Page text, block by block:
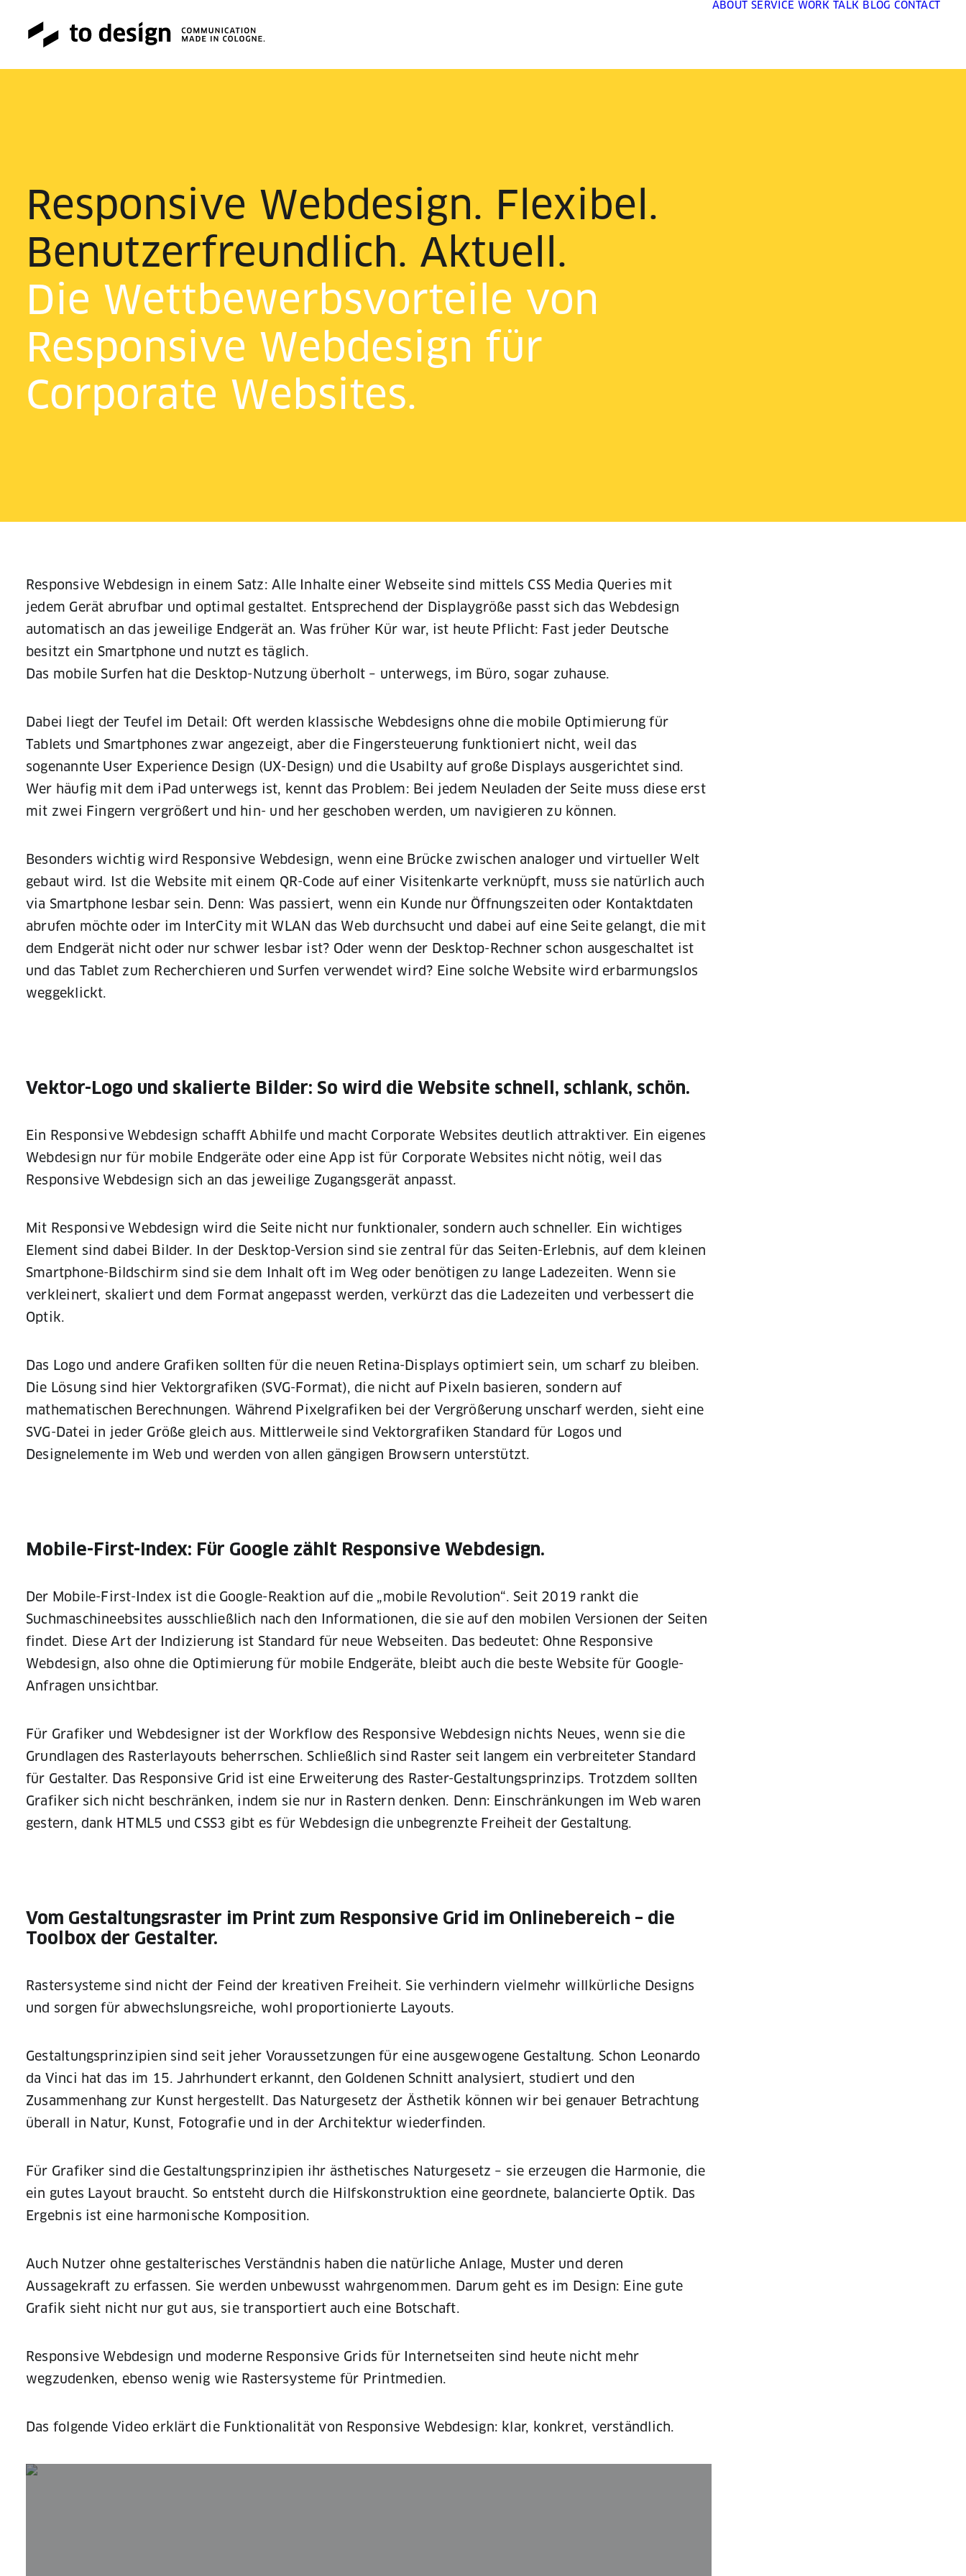
ABOUT SERVICE WORK TALK BLOG CONTACT
Responsive Webdesign. Flexibel.
Benutzerfreundlich. Aktuell.
Die Wettbewerbsvorteile von
Responsive Webdesign für
Corporate Websites.
Responsive Webdesign in einem Satz: Alle Inhalte einer Webseite sind mittels CSS Media Queries mit
jedem Gerät abrufbar und optimal gestaltet. Entsprechend der Displaygröße passt sich das Webdesign
automatisch an das jeweilige Endgerät an. Was früher Kür war, ist heute Pflicht: Fast jeder Deutsche
besitzt ein Smartphone und nutzt es täglich.
Das mobile Surfen hat die Desktop-Nutzung überholt – unterwegs, im Büro, sogar zuhause.
Dabei liegt der Teufel im Detail: Oft werden klassische Webdesigns ohne die mobile Optimierung für
Tablets und Smartphones zwar angezeigt, aber die Fingersteuerung funktioniert nicht, weil das
sogenannte User Experience Design (UX-Design) und die Usabilty auf große Displays ausgerichtet sind.
Wer häufig mit dem iPad unterwegs ist, kennt das Problem: Bei jedem Neuladen der Seite muss diese erst
mit zwei Fingern vergrößert und hin- und her geschoben werden, um navigieren zu können.
Besonders wichtig wird Responsive Webdesign, wenn eine Brücke zwischen analoger und virtueller Welt
gebaut wird. Ist die Website mit einem QR-Code auf einer Visitenkarte verknüpft, muss sie natürlich auch
via Smartphone lesbar sein. Denn: Was passiert, wenn ein Kunde nur Öffnungszeiten oder Kontaktdaten
abrufen möchte oder im InterCity mit WLAN das Web durchsucht und dabei auf eine Seite gelangt, die mit
dem Endgerät nicht oder nur schwer lesbar ist? Oder wenn der Desktop-Rechner schon ausgeschaltet ist
und das Tablet zum Recherchieren und Surfen verwendet wird? Eine solche Website wird erbarmungslos
weggeklickt.
Vektor-Logo und skalierte Bilder: So wird die Website schnell, schlank, schön.
Ein Responsive Webdesign schafft Abhilfe und macht Corporate Websites deutlich attraktiver. Ein eigenes
Webdesign nur für mobile Endgeräte oder eine App ist für Corporate Websites nicht nötig, weil das
Responsive Webdesign sich an das jeweilige Zugangsgerät anpasst.
Mit Responsive Webdesign wird die Seite nicht nur funktionaler, sondern auch schneller. Ein wichtiges
Element sind dabei Bilder. In der Desktop-Version sind sie zentral für das Seiten-Erlebnis, auf dem kleinen
Smartphone-Bildschirm sind sie dem Inhalt oft im Weg oder benötigen zu lange Ladezeiten. Wenn sie
verkleinert, skaliert und dem Format angepasst werden, verkürzt das die Ladezeiten und verbessert die
Optik.
Das Logo und andere Grafiken sollten für die neuen Retina-Displays optimiert sein, um scharf zu bleiben.
Die Lösung sind hier Vektorgrafiken (SVG-Format), die nicht auf Pixeln basieren, sondern auf
mathematischen Berechnungen. Während Pixelgrafiken bei der Vergrößerung unscharf werden, sieht eine
SVG-Datei in jeder Größe gleich aus. Mittlerweile sind Vektorgrafiken Standard für Logos und
Designelemente im Web und werden von allen gängigen Browsern unterstützt.
Mobile-First-Index: Für Google zählt Responsive Webdesign.
Der Mobile-First-Index ist die Google-Reaktion auf die „mobile Revolution“. Seit 2019 rankt die
Suchmaschineebsites ausschließlich nach den Informationen, die sie auf den mobilen Versionen der Seiten
findet. Diese Art der Indizierung ist Standard für neue Webseiten. Das bedeutet: Ohne Responsive
Webdesign, also ohne die Optimierung für mobile Endgeräte, bleibt auch die beste Website für Google-
Anfragen unsichtbar.
Für Grafiker und Webdesigner ist der Workflow des Responsive Webdesign nichts Neues, wenn sie die
Grundlagen des Rasterlayouts beherrschen. Schließlich sind Raster seit langem ein verbreiteter Standard
für Gestalter. Das Responsive Grid ist eine Erweiterung des Raster-Gestaltungsprinzips. Trotzdem sollten
Grafiker sich nicht beschränken, indem sie nur in Rastern denken. Denn: Einschränkungen im Web waren
gestern, dank HTML5 und CSS3 gibt es für Webdesign die unbegrenzte Freiheit der Gestaltung.
Vom Gestaltungsraster im Print zum Responsive Grid im Onlinebereich – die
Toolbox der Gestalter.
Rastersysteme sind nicht der Feind der kreativen Freiheit. Sie verhindern vielmehr willkürliche Designs
und sorgen für abwechslungsreiche, wohl proportionierte Layouts.
Gestaltungsprinzipien sind seit jeher Voraussetzungen für eine ausgewogene Gestaltung. Schon Leonardo
da Vinci hat das im 15. Jahrhundert erkannt, den Goldenen Schnitt analysiert, studiert und den
Zusammenhang zur Kunst hergestellt. Das Naturgesetz der Ästhetik können wir bei genauer Betrachtung
überall in Natur, Kunst, Fotografie und in der Architektur wiederfinden.
Für Grafiker sind die Gestaltungsprinzipien ihr ästhetisches Naturgesetz – sie erzeugen die Harmonie, die
ein gutes Layout braucht. So entsteht durch die Hilfskonstruktion eine geordnete, balancierte Optik. Das
Ergebnis ist eine harmonische Komposition.
Auch Nutzer ohne gestalterisches Verständnis haben die natürliche Anlage, Muster und deren
Aussagekraft zu erfassen. Sie werden unbewusst wahrgenommen. Darum geht es im Design: Eine gute
Grafik sieht nicht nur gut aus, sie transportiert auch eine Botschaft.
Responsive Webdesign und moderne Responsive Grids für Internetseiten sind heute nicht mehr
wegzudenken, ebenso wenig wie Rastersysteme für Printmedien.
Das folgende Video erklärt die Funktionalität von Responsive Webdesign: klar, konkret, verständlich.